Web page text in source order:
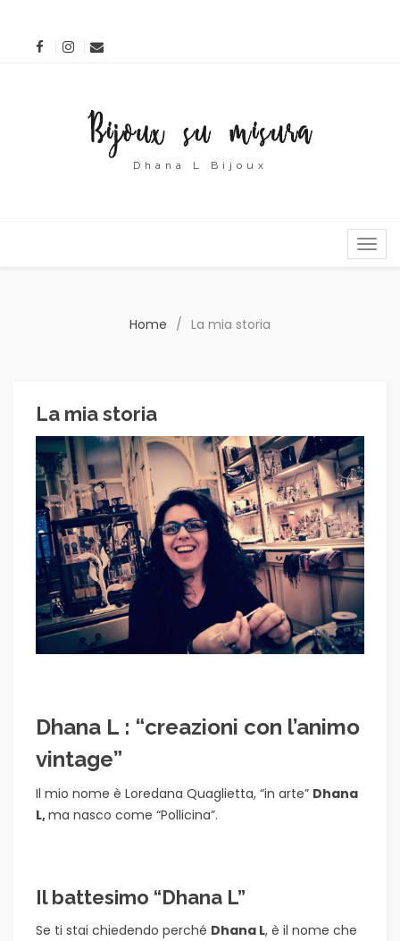
Dhana L Bijoux
MENU
Home / La mia storia
La mia storia
Dhana L : “creazioni con l’animo
vintage”
Il mio nome è Loredana Quaglietta, “in arte” Dhana
L,ma nasco come “Pollicina”.
Il battesimo “Dhana L”
Se ti stai chiedendo perché Dhana L, è il nome che